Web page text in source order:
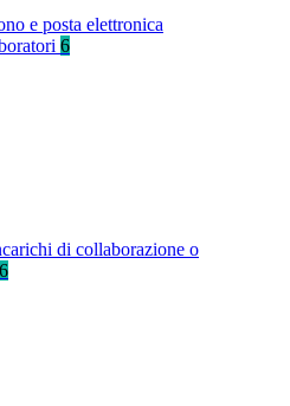
e posta elettronica
6
di collaborazione o
6